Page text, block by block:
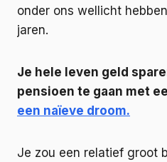
onder ons wellicht
jaren.
Je hele leven geld
pensioen te gaan met
een naïeve droom.
Je zou een relatief groot